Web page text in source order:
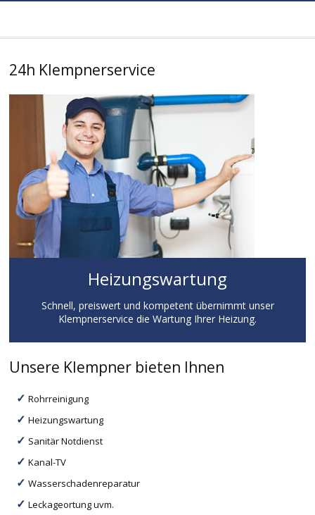
24h Klempnerservice
Heizungswartung
Schnell, preiswert und kompetent übernimmt unser
Klempnerservice die Wartung Ihrer Heizung.
Unsere Klempner bieten Ihnen
Rohrreinigung
Heizungswartung
Sanitär Notdienst
Kanal-TV
Wasserschadenreparatur
Leckageortung uvm.